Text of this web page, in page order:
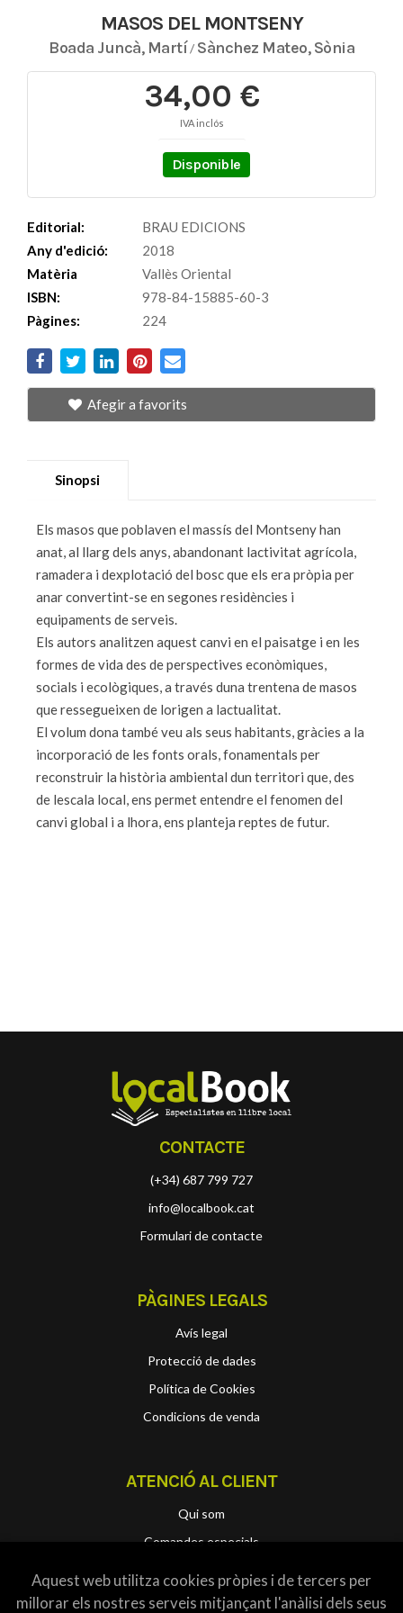
MASOS DEL MONTSENY
Boada Juncà, Martí/ Sànchez Mateo, Sònia
34,00 €
IVA inclós
Disponible
Editorial:
BRAU EDICIONS
Any d'edició:
2018
Matèria
Vallès Oriental
ISBN:
978-84-15885-60-3
Pàgines:
224
Afegir a favorits
Sinopsi
Els masos que poblaven el massís del Montseny han
anat, al llarg dels anys, abandonant lactivitat agrícola,
ramadera i dexplotació del bosc que els era pròpia per
anar convertint-se en segones residències i
equipaments de serveis.
Els autors analitzen aquest canvi en el paisatge i en les
formes de vida des de perspectives econòmiques,
socials i ecològiques, a través duna trentena de masos
que ressegueixen de lorigen a lactualitat.
El volum dona també veu als seus habitants, gràcies a la
incorporació de les fonts orals, fonamentals per
reconstruir la història ambiental dun territori que, des
de lescala local, ens permet entendre el fenomen del
canvi global i a lhora, ens planteja reptes de futur.
CONTACTE
(+34) 687 799 727
info@localbook.cat
Formulari de contacte
PÀGINES LEGALS
Avís legal
Protecció de dades
Política de Cookies
Condicions de venda
ATENCIÓ AL CLIENT
Qui som
Comandes especials
Aquest web utilitza cookies pròpies i de tercers per
millorar els nostres serveis mitjançant l'anàlisi dels seus